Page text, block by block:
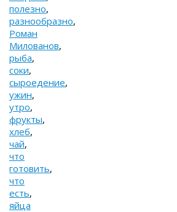
полезно,
разнообразно,
Роман
Милованов,
рыба,
соки,
сыроедение,
ужин,
утро,
фрукты,
хлеб,
чай,
что
готовить,
что
есть,
яйца